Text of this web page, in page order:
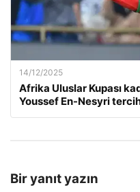
14/12/2025
Afrika Uluslar Kupası
Youssef En-Nesyri
Bir yanıt yazın